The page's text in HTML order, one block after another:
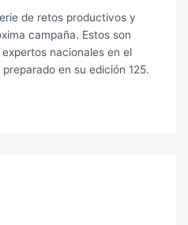
de retos productivos y
campaña. Estos son
nacionales en el
en su edición 125.